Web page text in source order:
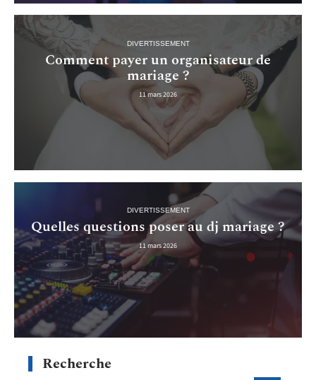
DIVERTISSEMENT
Comment payer un organisateur de
mariage ?
11 mars 2026
DIVERTISSEMENT
Quelles questions poser au dj mariage ?
11 mars 2026
Recherche